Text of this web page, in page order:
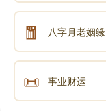
🧧 八字月老姻缘
📜 事业财运